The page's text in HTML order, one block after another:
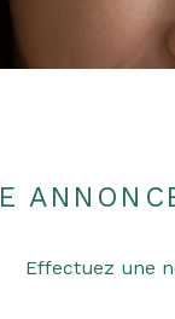
l'immo pro
5 Pièces
Effectuez une